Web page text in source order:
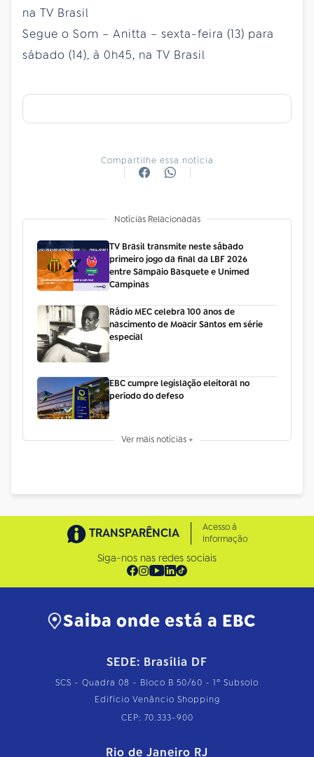
na TV Brasil
Segue o Som – Anitta – sexta-feira (13) para
sábado (14), à 0h45, na TV Brasil
Compartilhe essa notícia
Notícias Relacionadas
TV Brasil transmite neste sábado
primeiro jogo da final da LBF 2026
entre Sampaio Basquete e Unimed
Campinas
Rádio MEC celebra 100 anos de
nascimento de Moacir Santos em série
especial
EBC cumpre legislação eleitoral no
período do defeso
Ver mais notícias +
TRANSPARÊNCIA
Acesso à
Informação
Siga-nos nas redes sociais
Saiba onde está a EBC
SEDE: Brasília DF
SCS - Quadra 08 - Bloco B 50/60 - 1º Subsolo
Edifício Venâncio Shopping
CEP: 70.333-900
Rio de Janeiro RJ